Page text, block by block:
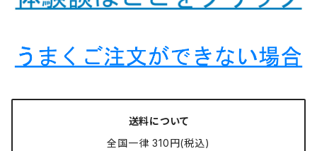
送料について
全国一律 310円(税込)